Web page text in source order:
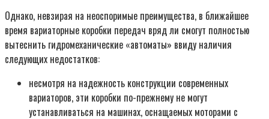
Однако, невзирая на неоспоримые преимущества, в ближайшее
время вариаторные коробки передач вряд ли смогут полностью
вытеснить гидромеханические «автоматы» ввиду наличия
следующих недостатков:
несмотря на надежность конструкции современных
вариаторов, эти коробки по-прежнему не могут
устанавливаться на машинах, оснащаемых моторами с